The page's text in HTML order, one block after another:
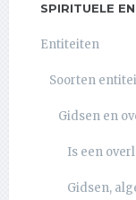
SPIRITUELE
Entiteiten
Soorten
Gidsen en
Is een
Gidsen,